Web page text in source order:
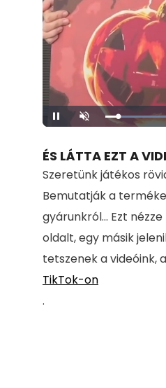
Pause Unmute
ÉS LÁTTA EZT A
Szeretünk játékos
Bemutatják a
gyárunkról... Ezt
oldalt, egy másik
tetszenek a videóink,
TikTok-on
.